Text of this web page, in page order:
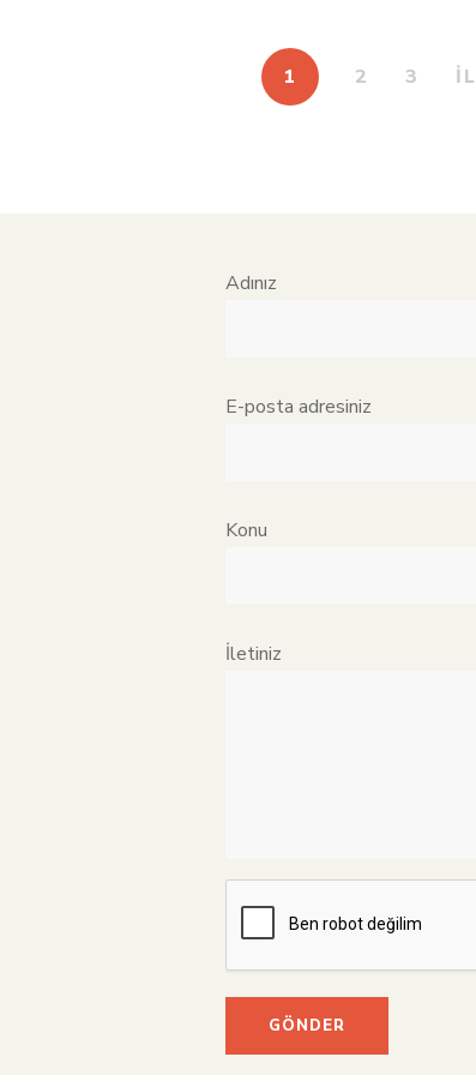
1 2 3
Adınız
E-posta adresiniz
Konu
İletiniz